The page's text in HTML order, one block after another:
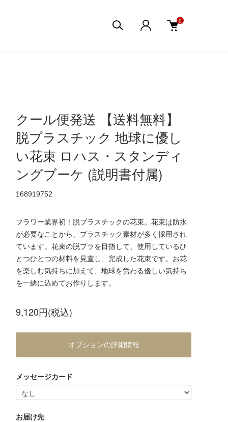
0
クール便発送 【送料無料】
脱プラスチック 地球に優し
い花束 ロハス・スタンディ
ングブーケ (説明書付属)
168919752
フラワー業界初！脱プラスチックの花束。花束は防水
が必要なことから、プラスチック素材が多く採用され
ています。花束の脱プラを目指して、使用しているひ
とつひとつの材料を見直し、完成した花束です。お花
を楽しむ気持ちに加えて、地球を労わる優しい気持ち
を一緒に込めてお作りします。
9,120円(税込)
オプションの詳細情報
メッセージカード
お届け先